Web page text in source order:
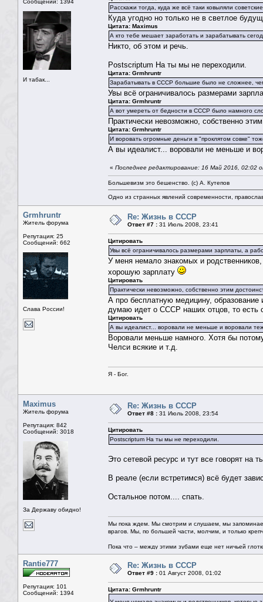
Сообщений: 1394
И табак...
Расскажи тогда, куда же всё таки ковыляли
Куда угодно но только не в светлое
Цитата: Maximus
А кто тебе мешает заработать и зарабатывать
Никто,
Postscriptum На ты мы не переходили.
Цитата: Grmhruntr
Зарабатывать в СССР большие было не сложнее,
Увы всё ограничивалось размерами
Цитата: Grmhruntr
А вот умереть от бедности в СССР было намного
Практически невозможно, собственно
Цитата: Grmhruntr
И воровать огромные деньги в "проклятом совке"
А вы идеалист... воровали не меньше и
« Последнее редактирование: 16 Май 2016, 02:02
Большевизм это бешенство. (с) А. Кутепов
Одно из странных явлений современности,
Grmhruntr
Житель форума
Репутация: 25
Сообщений: 662
Слава России!
Re: Жизнь в СССР
Ответ #7 : 31 Июль 2008, 23:41
Цитировать
Увы всё ограничивалось размерами зарплаты, а
У меня немало знакомых и
хорошую зарплату
Цитировать
Практически невозможно, собственно этим
А про бесплатную медицину,
думаю идет о СССР наших отцов, то есть
Цитировать
А вы идеалист... воровали не меньше и воровали
Воровали меньше намного. Хотя бы
Челси всякие и т.д.
Я - Бог.
Maximus
Житель форума
Репутация: 842
Сообщений: 3018
За Державу обидно!
Re: Жизнь в СССР
Ответ #8 : 31 Июль 2008, 23:54
Цитировать
Postscriptum На ты мы не переходили.
Это сетевой ресурс и тут все говорят
В реале (если встретимся) всё будет
Остальное потом.... спать.
Мы пока ждем. Мы смотрим и слушаем, мы
врагов. Мы, по большей части, молчим, и только
Пока что – между этими зубами еще нет ничьей
Rantie777
Репутация: 101
Сообщений: 1394
Re: Жизнь в СССР
Ответ #9 : 01 Август 2008, 01:02
Цитата: Grmhruntr